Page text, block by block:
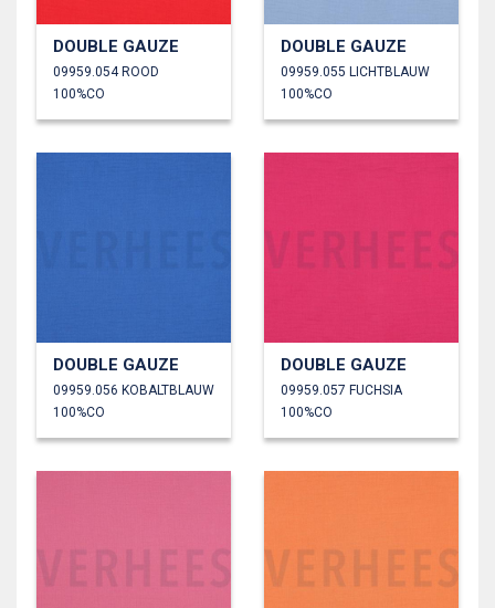
DOUBLE GAUZE
09959.054 ROOD
100%CO
DOUBLE GAUZE
09959.055 LICHTBLAUW
100%CO
DOUBLE GAUZE
09959.056 KOBALTBLAUW
100%CO
DOUBLE GAUZE
09959.057 FUCHSIA
100%CO